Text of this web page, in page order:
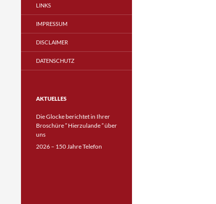
LINKS
IMPRESSUM
DISCLAIMER
DATENSCHUTZ
AKTUELLES
Die Glocke berichtet in Ihrer
Broschüre ” Hierzulande ” über
uns
2026 – 150 Jahre Telefon